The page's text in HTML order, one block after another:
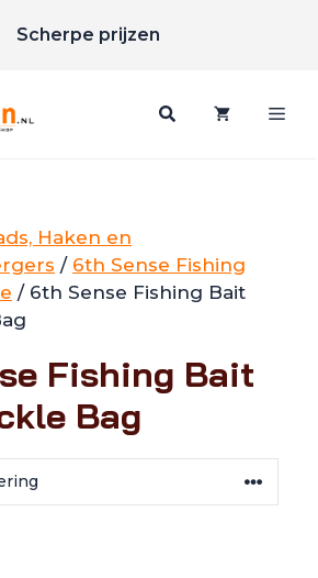
Scherpe prijzen
Haken en
/ 6th Sense Fishing
/ 6th Sense Fishing Bait
Fishing Bait
Bag